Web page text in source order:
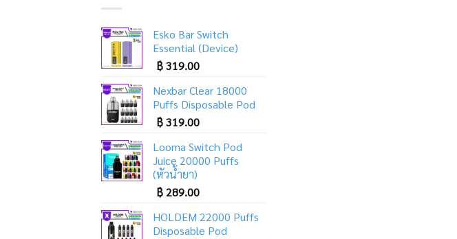
Esko Bar Switch
Essential (Device)
฿319.00
Nexbar Clear 18000
Puffs Disposable Pod
฿319.00
Looma Switch Pod
Juice 20000 Puffs
(หัวน้ำยา)
฿289.00
HOLDEM 22000 Puffs
Disposable Pod